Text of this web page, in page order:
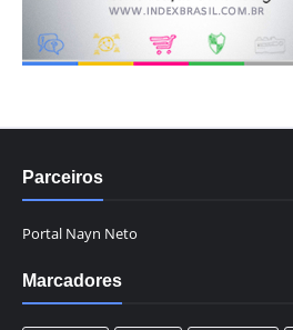
Parceiros
Portal Nayn Neto
Marcadores